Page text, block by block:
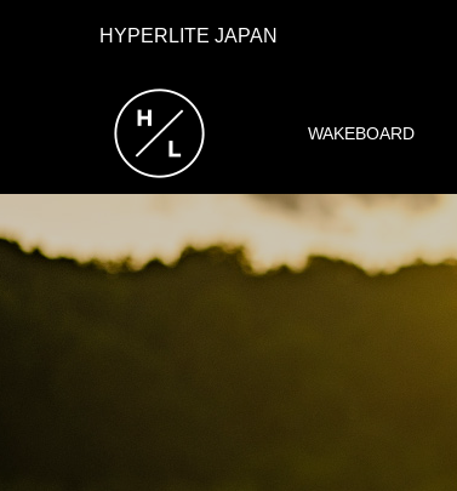
HYPERLITE JAPAN
WAKEBOARD